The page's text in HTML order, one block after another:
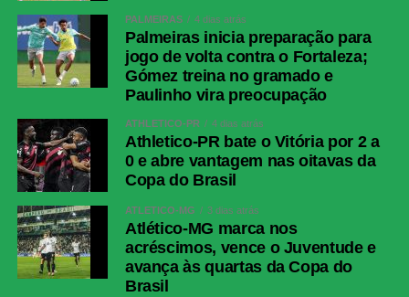
PALMEIRAS 4 dias atrás
Palmeiras inicia preparação para
jogo de volta contra o Fortaleza;
Gómez treina no gramado e
Paulinho vira preocupação
ATHLETICO-PR 4 dias atrás
Athletico-PR bate o Vitória por 2 a
0 e abre vantagem nas oitavas da
Copa do Brasil
ATLÉTICO-MG 3 dias atrás
Atlético-MG marca nos
acréscimos, vence o Juventude e
avança às quartas da Copa do
Brasil